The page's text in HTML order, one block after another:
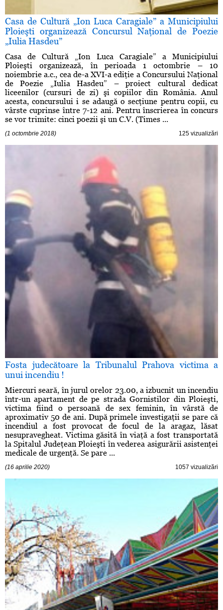
Casa de Cultură „Ion Luca Caragiale” a Municipiului
Ploieşti organizează Concursul Naţional de Poezie
„Iulia Hasdeu”
Casa de Cultură „Ion Luca Caragiale” a Municipiului
Ploieşti organizează, în perioada 1 octombrie – 10
noiembrie a.c., cea de-a XVI-a ediţie a Concursului Naţional
de Poezie „Iulia Hasdeu” – proiect cultural dedicat
liceenilor (cursuri de zi) şi copiilor din România. Anul
acesta, concursului i se adaugă o secţiune pentru copii, cu
vârste cuprinse între 7-12 ani. Pentru înscrierea în concurs
se vor trimite: cinci poezii şi un C.V. (Times ...
(1 octombrie 2018) 125 vizualizări
Fosta judecătoare la Tribunalul Prahova victima a
unui incendiu !
Miercuri seară, în jurul orelor 23.00, a izbucnit un incendiu
într-un apartament de pe strada Gornistilor din Ploieşti,
victima fiind o persoană de sex feminin, în vârstă de
aproximativ 50 de ani. După primele investigaţii se pare că
incendiul a fost provocat de focul de la aragaz, lăsat
nesupravegheat. Victima găsită în viaţă a fost transportată
la Spitalul Judeţean Ploieşti în vederea asigurării asistenţei
medicale de urgenţă. Se pare ...
(16 aprilie 2020) 1057 vizualizări